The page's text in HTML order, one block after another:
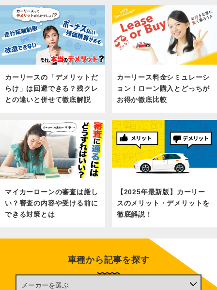
カーリースの「デメリットだ
らけ」は回避できる？残クレ
との違いと併せて徹底解説
カーリース料金シミュレーシ
ョン！ローン購入とどっちが
お得か徹底比較
マイカーローンの審査は厳し
い？審査の内容や受ける前に
できる対策とは
【2025年最新版】カーリー
スのメリット・デメリットを
徹底解説！
車種から記事を探す